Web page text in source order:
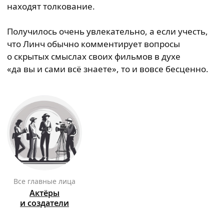
находят толкование.
Получилось очень увлекательно, а если учесть,
что Линч обычно комментирует вопросы
о скрытых смыслах своих фильмов в духе
«да вы и сами всё знаете», то и вовсе бесценно.
Все главные лица
Актёры
и создатели